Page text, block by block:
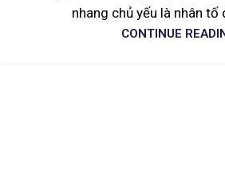
nhang chủ yếu là nhân tố
CONTINUE